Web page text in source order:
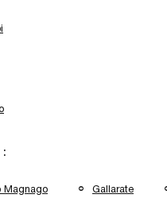
:
Magnago Gallarate